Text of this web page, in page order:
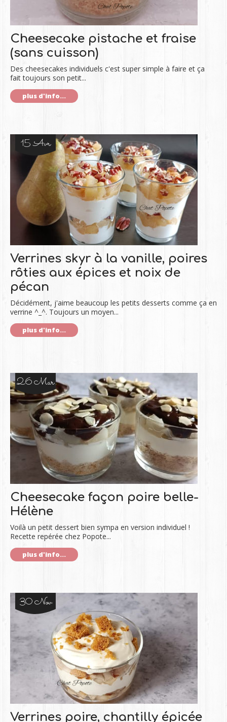
Cheesecake pistache et fraise
(sans cuisson)
Des cheesecakes individuels c'est super simple à faire et ça
fait toujours son petit...
plus d'info...
15 Avr
Verrines skyr à la vanille, poires
rôties aux épices et noix de
pécan
Décidément, j'aime beaucoup les petits desserts comme ça en
verrine ^_^. Toujours un moyen...
plus d'info...
26 Mar
Cheesecake façon poire belle-
Hélène
Voilà un petit dessert bien sympa en version individuel !
Recette repérée chez Popote...
plus d'info...
30 Nov
Verrines poire, chantilly épicée